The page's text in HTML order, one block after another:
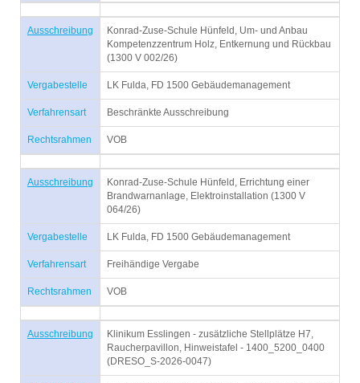
Ausschreibung
Konrad-Zuse-Schule Hünfeld, Um- und Anbau
Kompetenzzentrum Holz, Entkernung und Rückbau
(1300 V 002/26)
Vergabestelle LK Fulda, FD 1500 Gebäudemanagement
Verfahrensart Beschränkte Ausschreibung
Rechtsrahmen VOB
Ausschreibung
Konrad-Zuse-Schule Hünfeld, Errichtung einer
Brandwarnanlage, Elektroinstallation (1300 V
064/26)
Vergabestelle LK Fulda, FD 1500 Gebäudemanagement
Verfahrensart Freihändige Vergabe
Rechtsrahmen VOB
Ausschreibung
Klinikum Esslingen - zusätzliche Stellplätze H7,
Raucherpavillon, Hinweistafel - 1400_5200_0400
(DRESO_S-2026-0047)